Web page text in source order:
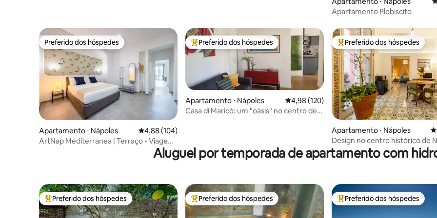
Apartamento Plebiscito
Preferido dos hóspedes
Preferido dos hóspedes
Apartamento ⋅ Nápoles 4,88 de uma avaliação média de 5, 104 avaliações
4,88 (104)
ArtNap Mediterranea | Terraço • Viagem
Entre os melhores preferidos dos hóspedes
Preferido dos hóspedes
Apartamento ⋅ Nápoles 4,98 de uma avaliação média de 5, 120
4,98 (120)
Casa di Maricò: um "oásis" no centro de
Entre os melhores preferidos
Preferido dos hóspedes
Apartamento ⋅ Nápoles
Design no centro histórico de
Aluguel por temporada de apartamento com
Entre os melhores preferidos dos hóspedes
Preferido dos hóspedes Entre os melhores preferidos dos hóspedes
Preferido dos hóspedes Entre os melhores preferidos
Preferido dos hóspedes